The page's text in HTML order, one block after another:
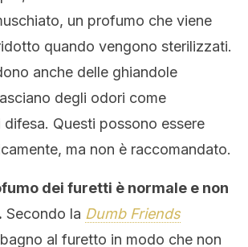
un profumo che viene
quando vengono sterilizzati.
anche delle ghiandole
degli odori come
Questi possono essere
ma non è raccomandato.
dei furetti è normale e non
Secondo la Dumb Friends
al furetto in modo che non